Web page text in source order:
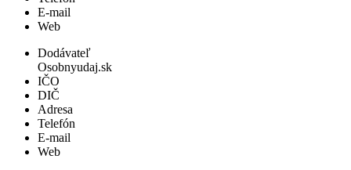
E-mail
Web
Dodávateľ
Osobnyudaj.sk
IČO
DIČ
Adresa
Telefón
E-mail
Web